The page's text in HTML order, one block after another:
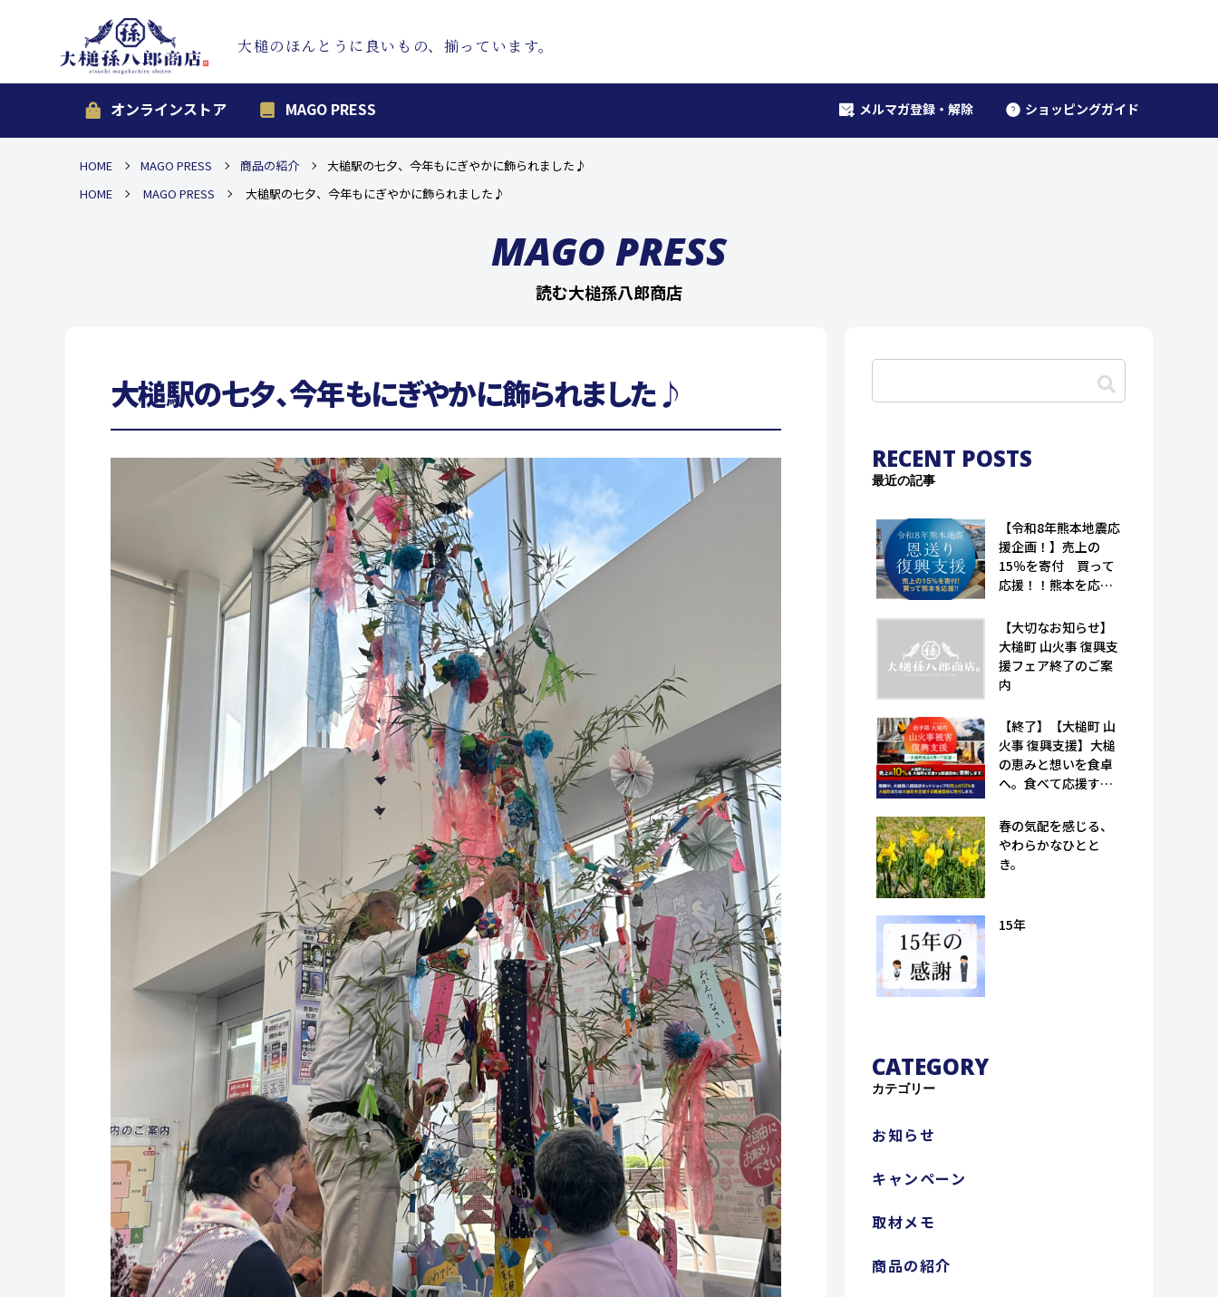
大槌のほんとうに良いもの、揃っています。
オンラインストア MAGO PRESS メルマガ登録・解除 ショッピングガイド
HOME MAGO PRESS 商品の紹介
大槌駅の七夕、今年もにぎやかに飾られました♪
HOME
MAGO PRESS 大槌駅の七夕、今年もにぎやかに飾られました♪
MAGO PRESS
読む大槌孫八郎商店
大槌駅の七夕、今年もにぎやかに飾られました♪
RECENT POSTS
最近の記事
【令和8年熊本地震応
援企画！】売上の
15％を寄付 買って
応援！！熊本を応
支援！！（大槌孫八
郎商店）
【大切なお知らせ】
大槌町 山火事 復興支
援フェア終了のご案
内
【終了】【大槌町 山
火事 復興支援】大槌
の恵みと想いを食卓
へ。食べて応援する
孫八郎商店）
春の気配を感じる、
やわらかなひとと
き。
15年
CATEGORY
カテゴリー
お知らせ
キャンペーン
取材メモ
商品の紹介